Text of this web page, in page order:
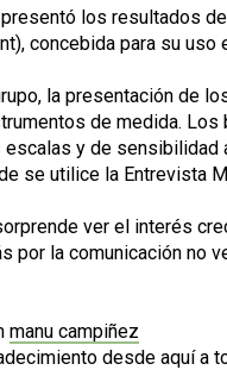
presentó los resultados
concebida para su uso
la presentación de
de medida. Los
y de sensibilidad
se utilice la Entrevista
ver el interés
por la comunicación no
manu campiñez
desde aquí a